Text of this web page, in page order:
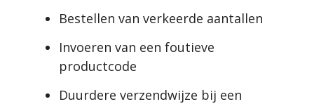
Bestellen van verkeerde aantallen
Invoeren van een foutieve
productcode
Duurdere verzendwijze bij een